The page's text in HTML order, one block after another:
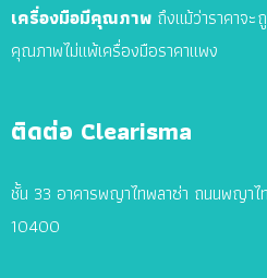
เครื่องมือมีคุณภาพ ถึงแม้ว่าราคาจ
คุณภาพไม่แพ้เครื่องมือราคาแพง
ติดต่อ Clearisma
ชั้น 33 อาคารพญาไทพลาซ่า ถนนพญาไ
10400